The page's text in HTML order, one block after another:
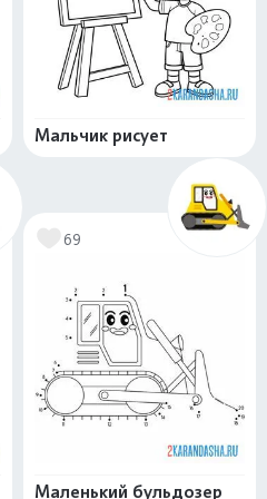
Мальчик рисует
69
Маленький бульдозер